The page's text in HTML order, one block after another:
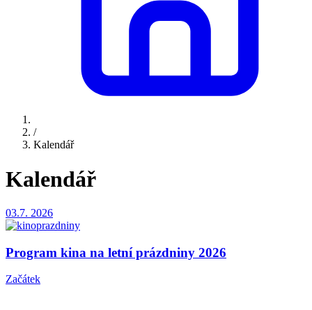
/
Kalendář
Kalendář
03.7. 2026
Program kina na letní prázdniny 2026
Začátek